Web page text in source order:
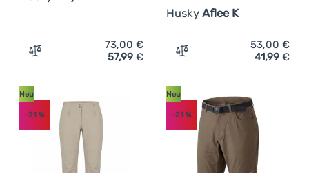
Registrieren
Zum Vergleich 'Herren-Sweatshirt Husky Any M'
73,00€
57,99 €
Husky Aflee K
Zum Vergleich 'Kinder-
53,00€
41,99 €
Neu
-21 %
Neu
-21 %